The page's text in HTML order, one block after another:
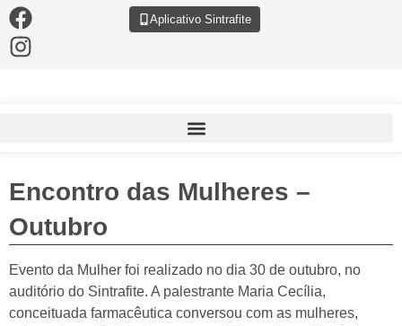
Aplicativo Sintrafite
Encontro das Mulheres –
Outubro
Evento da Mulher foi realizado no dia 30 de outubro, no
auditório do Sintrafite. A palestrante Maria Cecília,
conceituada farmacêutica conversou com as mulheres,